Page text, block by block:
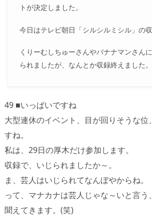
トが決定しました。
今日はテレビ朝日「シルシルミシル」の収
くりーむしちゅーさんやバナナマンさん
られましたが、なんとか収録終えました
49 ■いっぱいですね
大型連休のイベント、目が回りそうな位
すね。
私は、29日の厚木だけ参加します。
収録で、いじられましたか～。
ま、芸人はいじられてなんぼやからね。
って、マナカナは芸人じゃな～いと言
聞えてきます。(笑)